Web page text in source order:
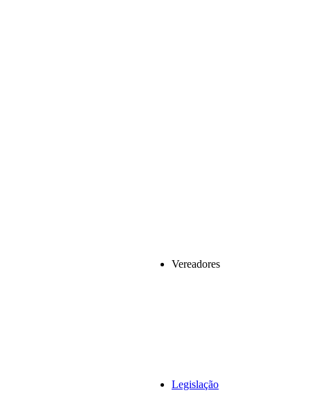
Vereadores
Legislação